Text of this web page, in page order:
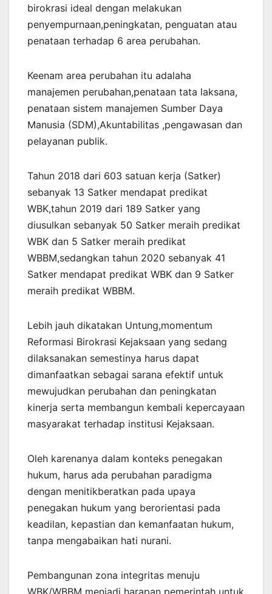
birokrasi ideal dengan melakukan
penyempurnaan,peningkatan, penguatan atau
penataan terhadap 6 area perubahan.
Keenam area perubahan itu adalaha
manajemen perubahan,penataan tata laksana,
penataan sistem manajemen Sumber Daya
Manusia (SDM),Akuntabilitas ,pengawasan dan
pelayanan publik.
Tahun 2018 dari 603 satuan kerja (Satker)
sebanyak 13 Satker mendapat predikat
WBK,tahun 2019 dari 189 Satker yang
diusulkan sebanyak 50 Satker meraih predikat
WBK dan 5 Satker meraih predikat
WBBM,sedangkan tahun 2020 sebanyak 41
Satker mendapat predikat WBK dan 9 Satker
meraih predikat WBBM.
Lebih jauh dikatakan Untung,momentum
Reformasi Birokrasi Kejaksaan yang sedang
dilaksanakan semestinya harus dapat
dimanfaatkan sebagai sarana efektif untuk
mewujudkan perubahan dan peningkatan
kinerja serta membangun kembali kepercayaan
masyarakat terhadap institusi Kejaksaan.
Oleh karenanya dalam konteks penegakan
hukum, harus ada perubahan paradigma
dengan menitikberatkan pada upaya
penegakan hukum yang berorientasi pada
keadilan, kepastian dan kemanfaatan hukum,
tanpa mengabaikan hati nurani.
Pembangunan zona integritas menuju